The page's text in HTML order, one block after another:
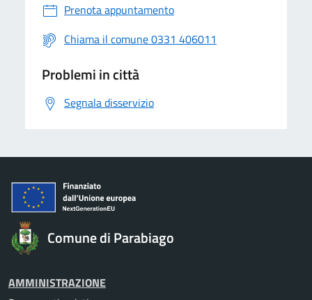
Prenota appuntamento
Chiama il comune 0331 406011
Problemi in città
Segnala disservizio
Comune di Parabiago
AMMINISTRAZIONE